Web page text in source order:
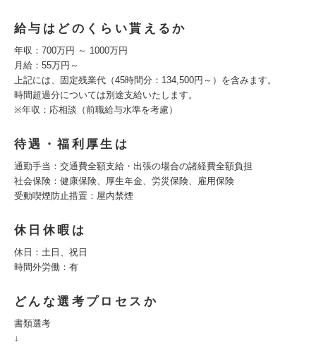
給与はどのくらい貰えるか
年収：700万円 ～ 1000万円
月給：55万円～
上記には、固定残業代（45時間分：134,500円～）を含みます。
時間超過分については別途支給いたします。
※年収：応相談（前職給与水準を考慮）
待遇・福利厚生は
通勤手当：交通費全額支給・出張の場合の諸経費全額負担
社会保険：健康保険、厚⽣年⾦、労災保険、雇⽤保険
受動喫煙防⽌措置：屋内禁煙
休日休暇は
休⽇：⼟日、祝⽇
時間外労働：有
どんな選考プロセスか
書類選考
↓